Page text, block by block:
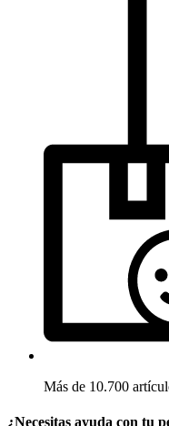
Más de 10.700
¿Necesitas ayuda con tu